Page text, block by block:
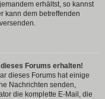
erhältst, so kannst
kann dem betreffenden
Forums erhalten!
dieses Forums hat einige
Nachrichten senden,
die komplette E-Mail, die